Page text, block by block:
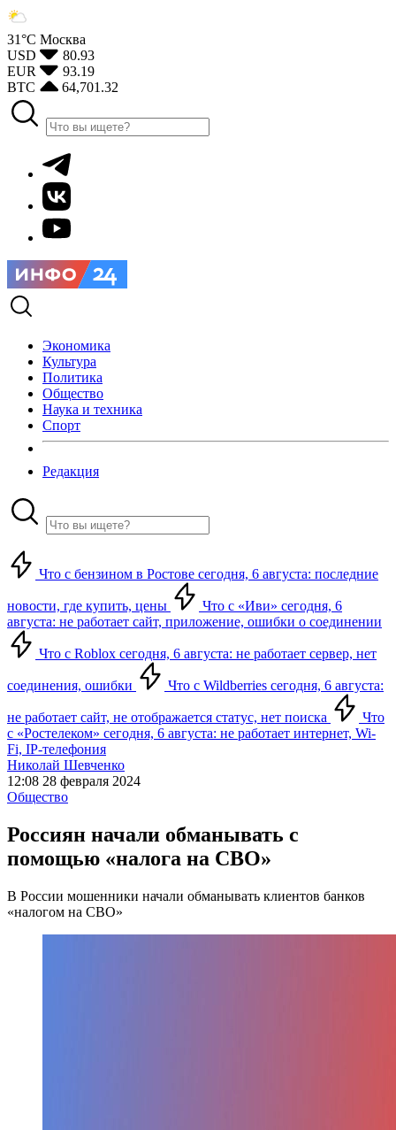
31°С Москва
USD
80.93
EUR
93.19
BTC
64,701.32
Экономика
Культура
Политика
Общество
Наука и техника
Спорт
Редакция
Что с бензином в Ростове сегодня, 6 августа: последние
новости, где купить, цены
Что с «Иви» сегодня, 6
августа: не работает сайт, приложение, ошибки о соединении
Что с Roblox сегодня, 6 августа: не работает сервер, нет
соединения, ошибки Что с Wildberries сегодня, 6 августа:
не работает сайт, не отображается статус, нет поиска
Что
с «Ростелеком» сегодня, 6 августа: не работает интернет, Wi-
Fi, IP-телефония
Николай Шевченко
12:08 28 февраля 2024
Общество
Россиян начали обманывать с
помощью «налога на СВО»
В России мошенники начали обманывать клиентов банков
«налогом на СВО»